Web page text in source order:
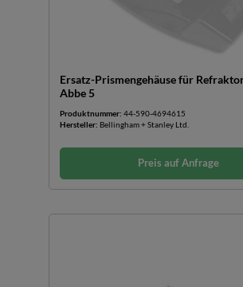
Ersatz-Prismengehäuse für
Abbe 5
Produktnummer: 44-590-4694615
Hersteller: Bellingham + Stanley Ltd.
Preis auf Anfrage